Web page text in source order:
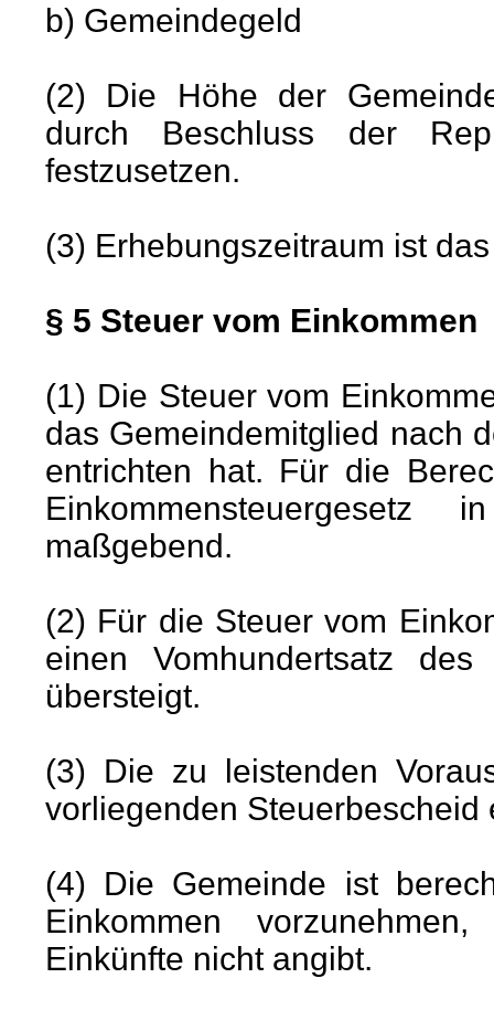
b) Gemeindegeld
(2) Die Höhe der
durch Beschluss der
festzusetzen.
(3) Erhebungszeitraum ist
§ 5 Steuer vom Einkommen
(1) Die Steuer vom
das Gemeindemitglied nach
entrichten hat. Für die
maßgebend.
(2) Für die Steuer vom
einen Vomhundertsatz
übersteigt.
(3) Die zu leistenden
vorliegenden Steuerbescheid
(4) Die Gemeinde ist
Einkommen
Einkünfte nicht angibt.